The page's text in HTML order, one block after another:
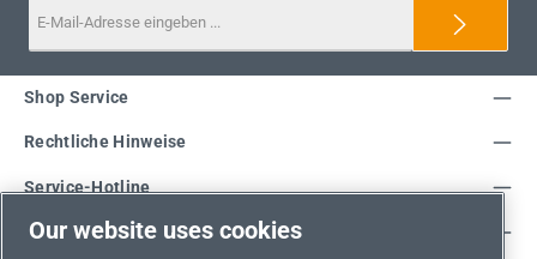
Service-Hotline
Shop Service
Rechtliche Hinweise
Unsere Vorteile
Our website uses cookies